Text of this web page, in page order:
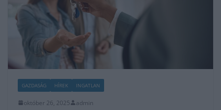
GAZDASÁG HÍREK INGATLAN
október 26, 2025 admin